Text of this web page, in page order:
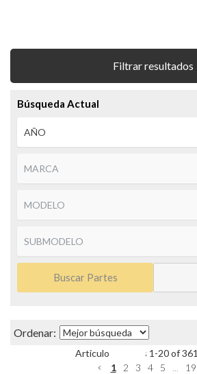
Filtrar resultados
Búsqueda Actual
Buscar Partes
Items 1 -20of 361
1
2 3 4 5 19